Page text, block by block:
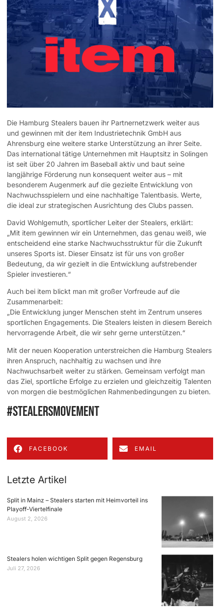
Die Hamburg Stealers bauen ihr Partnernetzwerk weiter aus
und gewinnen mit der item Industrietechnik GmbH aus
Ahrensburg eine weitere starke Unterstützung an ihrer Seite.
Das international tätige Unternehmen mit Hauptsitz in Solingen
ist seit über 20 Jahren im Baseball aktiv und baut seine
langjährige Förderung nun konsequent weiter aus – mit
besonderem Augenmerk auf die gezielte Entwicklung von
Nachwuchsspielern und eine nachhaltige Talentbasis. Werte,
die ideal zur strategischen Ausrichtung des Clubs passen.
David Wohlgemuth, sportlicher Leiter der Stealers, erklärt:
„Mit item gewinnen wir ein Unternehmen, das genau weiß, wie
entscheidend eine starke Nachwuchsstruktur für die Zukunft
unseres Sports ist. Dieser Einsatz ist für uns von großer
Bedeutung, da wir gezielt in die Entwicklung aufstrebender
Spieler investieren.“
Auch bei item blickt man mit großer Vorfreude auf die
Zusammenarbeit:
„Die Entwicklung junger Menschen steht im Zentrum unseres
sportlichen Engagements. Die Stealers leisten in diesem Bereich
hervorragende Arbeit, die wir sehr gerne unterstützen.“
Mit der neuen Kooperation unterstreichen die Hamburg Stealers
ihren Anspruch, nachhaltig zu wachsen und ihre
Nachwuchsarbeit weiter zu stärken. Gemeinsam verfolgt man
das Ziel, sportliche Erfolge zu erzielen und gleichzeitig Talenten
von morgen die bestmöglichen Rahmenbedingungen zu bieten.
#stealersmovement
FACEBOOK EMAIL
Letzte Artikel
Split in Mainz – Stealers starten mit Heimvorteil ins
Playoff-Viertelfinale
August 2, 2026
Stealers holen wichtigen Split gegen Regensburg
Juli 27, 2026